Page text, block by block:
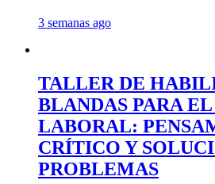
3 semanas ago
TALLER DE
BLANDAS PARA
LABORAL:
CRÍTICO Y
PROBLEMAS